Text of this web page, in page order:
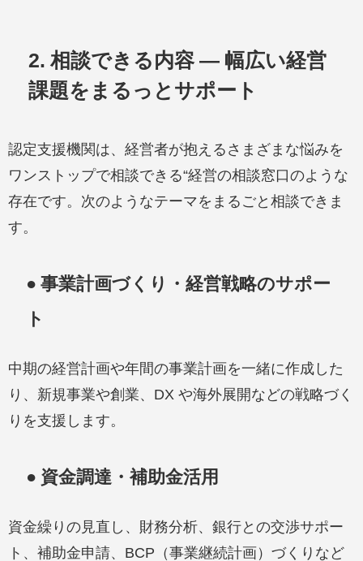
2. 相談できる内容 — 幅広い経営
課題をまるっとサポート
認定支援機関は、経営者が抱えるさまざまな悩みを
ワンストップで相談できる“経営の相談窓口のような
存在です。次のようなテーマをまるごと相談できま
す。
● 事業計画づくり・経営戦略のサポー
ト
中期の経営計画や年間の事業計画を一緒に作成した
り、新規事業や創業、DX や海外展開などの戦略づく
りを支援します。
● 資金調達・補助金活用
資金繰りの見直し、財務分析、銀行との交渉サポー
ト、補助金申請、BCP（事業継続計画）づくりなど